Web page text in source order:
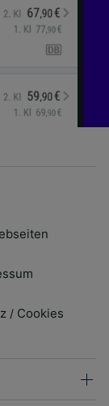
/ Cookies